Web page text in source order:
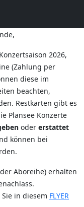
2026,
(Zahlung per
diese im
beachten,
Restkarten gibt es
Plansee Konzerte
oder erstattet
können bei
Aboreihe) erhalten
in diesem FLYER